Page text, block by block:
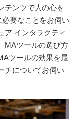
テンツで人の心を
必要なことをお伺い
ア インタラクティ
MAツールの選び方
ツールの効果を最
チについてお伺い